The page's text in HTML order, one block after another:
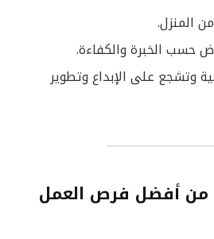
المنزل.
حسب الخبرة والكفاءة.
وتشجع على الإبداع وتطوير
من أفضل فرص العمل